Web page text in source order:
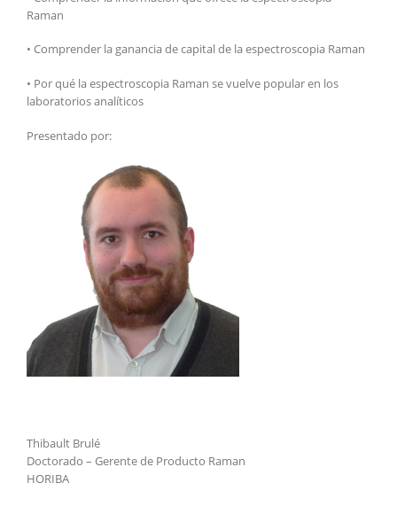
Raman
• Comprender la ganancia de capital de la espectroscopia Raman
• Por qué la espectroscopia Raman se vuelve popular en los
laboratorios analíticos
Presentado por:
Thibault Brulé
Doctorado – Gerente de Producto Raman
HORIBA